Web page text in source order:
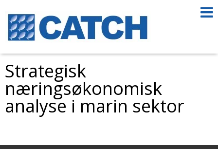
Strategisk
næringsøkonomisk
analyse i marin sektor